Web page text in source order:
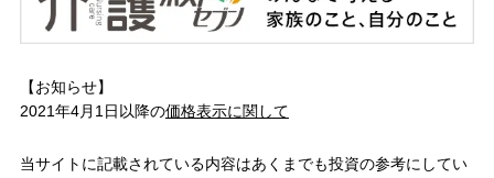
【お知らせ】
2021年4月1日以降の価格表示に関して
当サイトに記載されている内容はあくまでも投資の参考にしてい